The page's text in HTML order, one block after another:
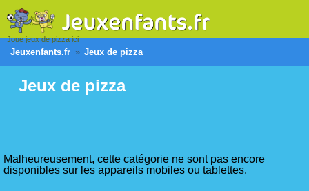
Joue jeux de pizza ici
Jeuxenfants.fr Jeux de pizza
Jeux de pizza
Malheureusement, cette catégorie ne sont pas encore
disponibles sur les appareils mobiles ou tablettes.